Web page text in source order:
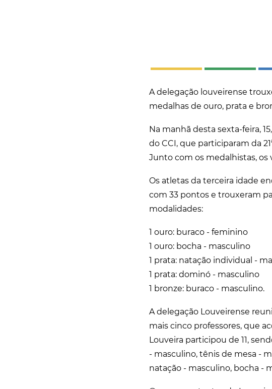
A delegação louveirense
medalhas de ouro, prata e
Na manhã desta sexta-feira,
do CCI, que participaram da
Junto com os medalhistas,
Os atletas da terceira idade
com 33 pontos e trouxeram
modalidades:
1 ouro: buraco - feminino
1 ouro: bocha - masculino
1 prata: natação individual -
1 prata: dominó - masculino
1 bronze: buraco - masculino.
A delegação Louveirense
mais cinco professores, que
Louveira participou de 11,
- masculino, tênis de mesa -
natação - masculino, bocha -